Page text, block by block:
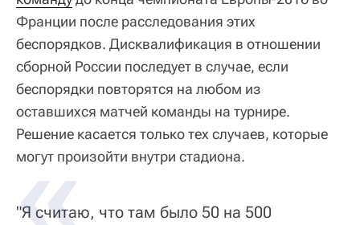
Франции после расследования этих
беспорядков. Дисквалификация в отношении
сборной России последует в случае, если
беспорядки повторятся на любом из
оставшихся матчей команды на турнире.
Решение касается только тех случаев, которые
могут произойти внутри стадиона.
"Я считаю, что там было 50 на 500